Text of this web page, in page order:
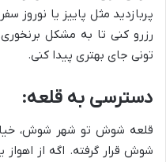
پربازدید مثل پاییز یا نوروز
رزرو کنی تا به مشکل
تونی جای بهتری پیدا کنی.
دسترسی به قلعه:
قلعه شوش تو شهر شوش،
شوش قرار گرفته. اگه از